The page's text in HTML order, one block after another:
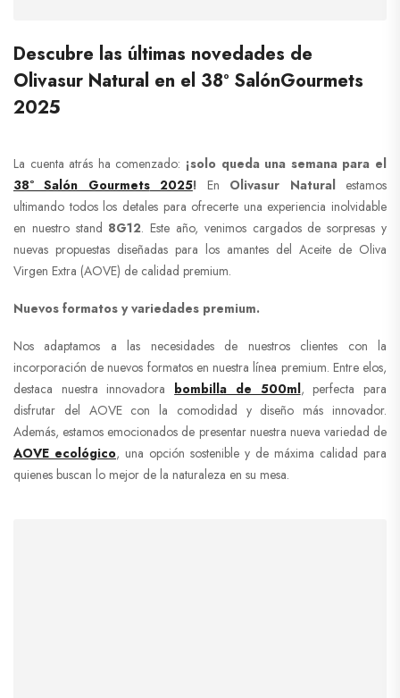
Descubre las últimas novedades de
Olivasur Natural en el 38º SalónGourmets
2025
La cuenta atrás ha comenzado: ¡solo queda una semana para el
38º Salón Gourmets2025! En Olivasur Naturalestamos
ultimando todos los detales para ofrecerte una experiencia inolvidable
en nuestro stand 8G12. Este año, venimos cargados de sorpresas y
nuevas propuestas diseñadas para los amantes del Aceite de Oliva
Virgen Extra (AOVE) de calidad premium.
Nuevos formatos y variedades premium.
Nos adaptamos a las necesidades de nuestros clientes con la
incorporación de nuevos formatos en nuestra línea premium. Entre elos,
destaca nuestra innovadora bombilla de 500ml, perfecta para
disfrutar del AOVE con la comodidad y diseño más innovador.
Además, estamos emocionados de presentar nuestra nueva variedad de
AOVE ecológico, una opción sostenible y de máxima calidad para
quienes buscan lo mejor de la naturaleza en su mesa.